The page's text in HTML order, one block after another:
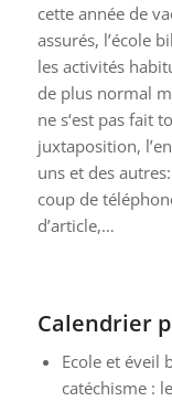
cette année de
assurés, l’école
les activités
de plus normal
ne s‘est pas fait
juxtaposition,
uns et des
coup de
d’article,…
Calendrier
Ecole et éveil
catéchisme :